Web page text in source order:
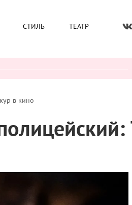
СТИЛЬ ТЕАТР
в кино